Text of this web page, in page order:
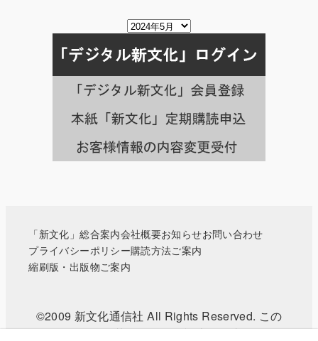
掲
月
別
の
事
一
覧
「新文化」総合案内会社概要お知らせお問い合わせ
プライバシーポリシー購読方法ご案内
縮刷版・出版物ご案内
©2009 新文化通信社 All Rights Reserved. この
WEBサイトに掲載されている記事・写真などの無